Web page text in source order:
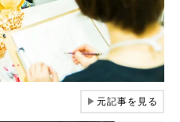
▶元記事を見る